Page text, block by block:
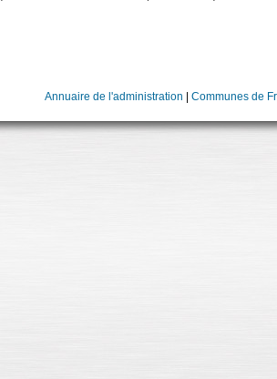
Annuaire de l'administration Communes de